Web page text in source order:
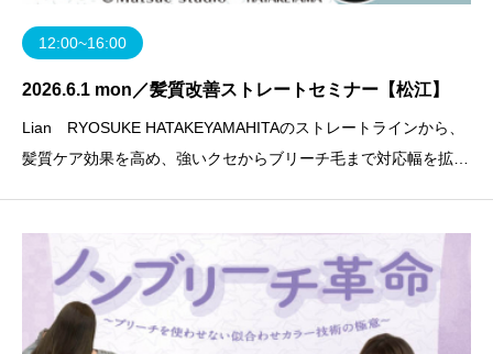
12:00~16:00
2026.6.1 mon／髪質改善ストレートセミナー【松江】
Lian RYOSUKE HATAKEYAMAHITAのストレートラインから、
髪質ケア効果を高め、強いクセからブリーチ毛まで対応幅を拡げ
かな仕上がりの髪質ケアストレートをご提